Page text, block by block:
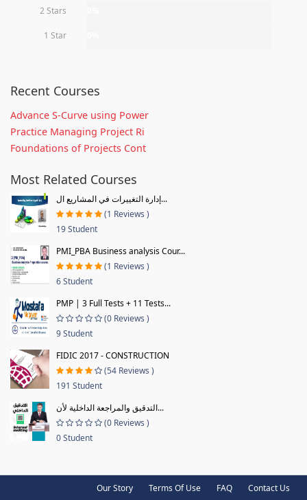
2 Stars
1 Star
Recent Courses
Advance S-Curve using Power
Practice Managing Project Ri
Foundations of Projects Cont
Most Related Courses
إدارة التغييرات في المشاريع ال...
(1 Reviews )
19 Student
PMI_PBA Business analysis Cour...
(1 Reviews )
6 Student
PMP | 3 Full Tests + 11 Tests...
(0 Reviews )
9 Student
FIDIC 2017 - CONSTRUCTION
(54 Reviews )
191 Student
التدقيق والمراجعة الداخلية لأن...
(0 Reviews )
0 Student
Our Story Terms Of Use FAQ Contact Us